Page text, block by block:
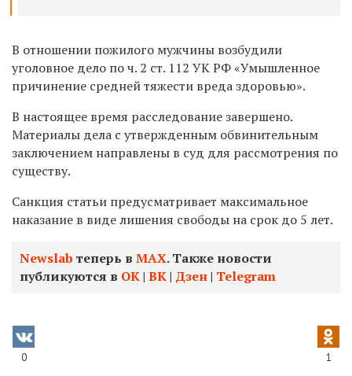
В отношении пожилого мужчины возбудили
уголовное дело по ч. 2 ст. 112 УК РФ «Умышленное
причинение средней тяжести вреда здоровью».
В настоящее время расследование завершено.
Материалы дела с утвержденным обвинительным
заключением направлены в суд для рассмотрения по
существу.
Санкция статьи предусматривает максимальное
наказание в виде лишения свободы на срок до 5 лет.
Newslab теперь в МАХ. Также новости
публикуются в ОК| ВК| Дзен| Telegram
0 1